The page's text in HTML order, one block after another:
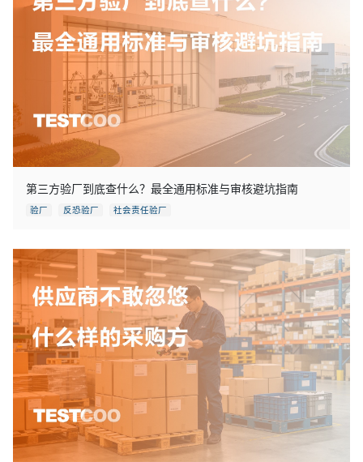
第三方验厂到底查什么？最全通用标准与审核避坑指南
验厂 反恐验厂 社会责任验厂